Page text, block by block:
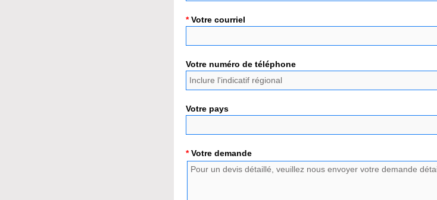
*Votre courriel
Votre numéro de téléphone
Votre pays
*Votre demande